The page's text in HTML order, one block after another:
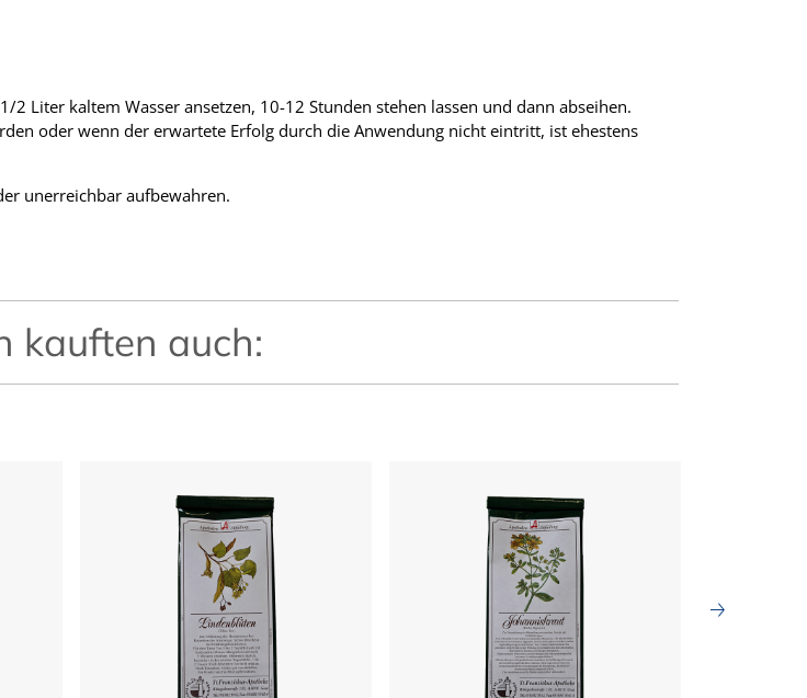
Liter kaltem Wasser ansetzen, 10-12 Stunden stehen lassen und dann abseihen.
oder wenn der erwartete Erfolg durch die Anwendung nicht eintritt, ist ehestens
unerreichbar aufbewahren.
kauften auch: